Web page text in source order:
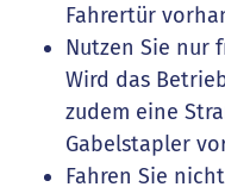
Fahrertür
Nutzen Sie nur
Wird das
zudem eine
Gabelstapler
Fahren Sie